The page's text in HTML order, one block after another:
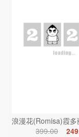
浪漫花(Romisa)霞
399.00